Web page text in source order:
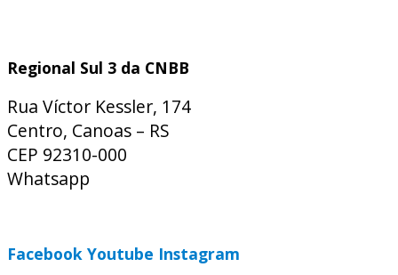
Regional Sul 3 da CNBB
Rua Víctor Kessler, 174
Centro, Canoas – RS
CEP 92310-000
Whatsapp
Facebook Youtube Instagram